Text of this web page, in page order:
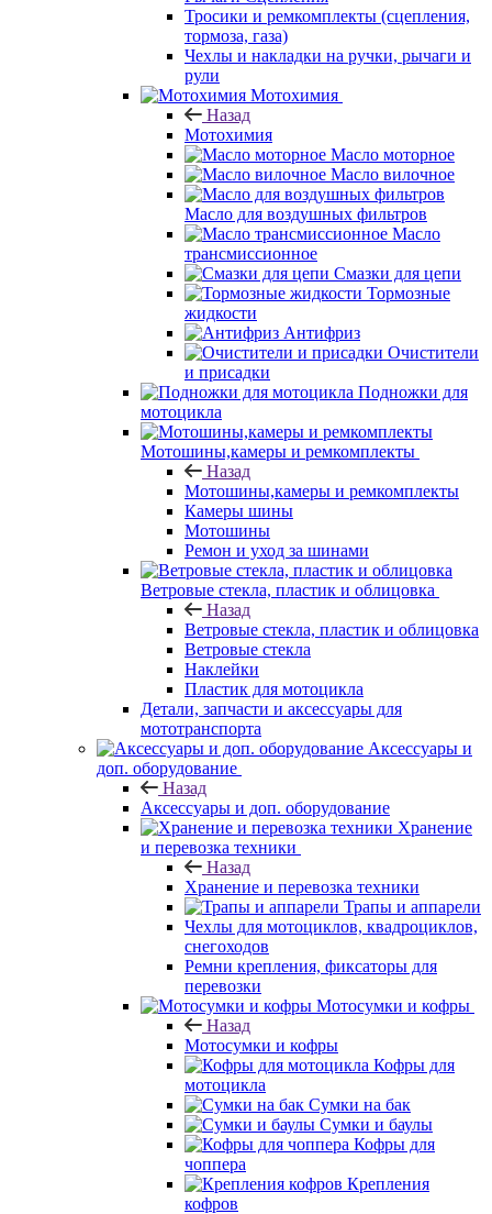
Тросики и ремкомплекты (сцепления,
тормоза, газа)
Чехлы и накладки на ручки, рычаги и
рули
Мотохимия
Назад
Мотохимия
Масло моторное
Масло вилочное
Масло для воздушных фильтров
Масло
трансмиссионное
Смазки для цепи
Тормозные
жидкости
Антифриз
Очистители
и присадки
Подножки для
мотоцикла
Мотошины,камеры и ремкомплекты
Назад
Мотошины,камеры и ремкомплекты
Камеры шины
Мотошины
Ремон и уход за шинами
Ветровые стекла, пластик и облицовка
Назад
Ветровые стекла, пластик и облицовка
Ветровые стекла
Наклейки
Пластик для мотоцикла
Детали, запчасти и аксессуары для
мототранспорта
Аксессуары и
доп. оборудование
Назад
Аксессуары и доп. оборудование
Хранение
и перевозка техники
Назад
Хранение и перевозка техники
Трапы и аппарели
Чехлы для мотоциклов, квадроциклов,
снегоходов
Ремни крепления, фиксаторы для
перевозки
Мотосумки и кофры
Назад
Мотосумки и кофры
Кофры для
мотоцикла
Сумки на бак
Сумки и баулы
Кофры для
чоппера
Крепления
кофров